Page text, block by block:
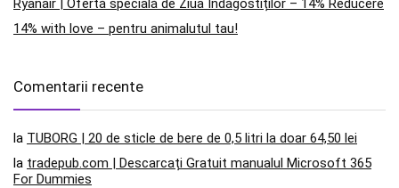
14% with love – pentru animalutul tau!
Comentarii recente
la TUBORG | 20 de sticle de bere de 0,5 litri la doar 64,50 lei
la tradepub.com | Descarcați Gratuit manualul Microsoft 365
For Dummies